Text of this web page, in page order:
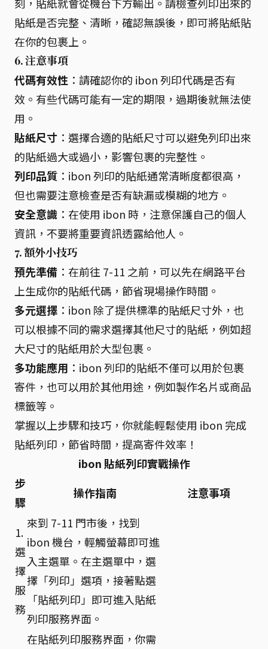
貼紙是否完整、清晰，確認無誤後，即可將貼紙貼
在你的包裹上。
6. 注意事項
代碼有效性 ：請確認你的 ibon 列印代碼是否有
效。有些代碼可能有一定的期限，過期後就無法使
用。
貼紙尺寸 ：選擇合適的貼紙尺寸可以避免列印出來
的貼紙過大或過小，影響包裹的完整性。
列印品質 ：ibon 列印的貼紙通常清晰度都很高，
但也需要注意檢查是否有缺漏或模糊的地方。
安全意識 ：在使用 ibon 時，注意保護自己的個人
資訊，不要將重要資訊透露給他人。
7. 額外小技巧
預先準備 ：在前往 7-11 之前，可以先在網路平台
上生成你的貼紙代碼，節省現場操作時間。
多元選擇 ：ibon 除了提供標準的貼紙尺寸外，也
可以根據不同的需求選擇其他尺寸的貼紙，例如超
大尺寸的貼紙用於大型包裹。
多功能應用 ：ibon 列印的貼紙不僅可以用於包裹
寄件，也可以用於其他用途，例如製作名片或商品
標籤等。
掌握以上步驟和技巧，你就能輕鬆使用 ibon 完成
貼紙列印，節省時間，提高寄件效率！
ibon 貼紙列印實戰操作
步
驟
操作指南 注意事項
1.
選
擇
服
務
來到 7-11 門市後，找到
ibon 機台，輕觸螢幕即可進
入主選單。在主選單中，選
擇「列印」選項，接著點選
「貼紙列印」即可進入貼紙
列印服務界面。
在貼紙列印服務界面，你需